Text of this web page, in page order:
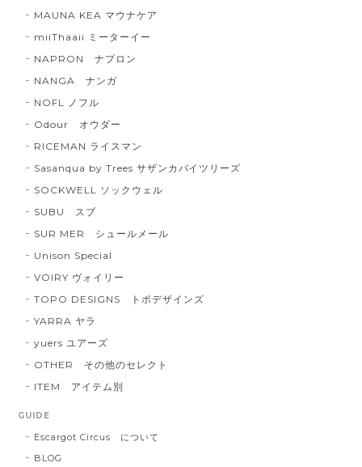
MAUNA KEA マウナケア
miiThaaii ミーターイー
NAPRON ナプロン
NANGA ナンガ
NOFL ノフル
Odour オウダー
RICEMAN ライスマン
Sasanqua by Trees サザンカバイツリーズ
SOCKWELL ソックウェル
SUBU スブ
SUR MER シュールメール
Unison Special
VOIRY ヴォイリー
TOPO DESIGNS トポデザインズ
YARRA ヤラ
yuers ユアーズ
OTHER その他のセレクト
ITEM アイテム別
GUIDE
Escargot Circus について
BLOG